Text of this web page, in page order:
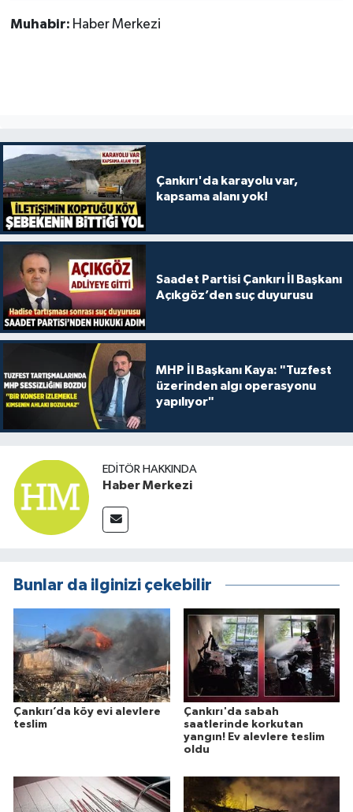
Muhabir: Haber Merkezi
Çankırı'da karayolu var,
kapsama alanı yok!
Saadet Partisi Çankırı İl Başkanı
Açıkgöz’den suç duyurusu
MHP İl Başkanı Kaya: "Tuzfest
üzerinden algı operasyonu
yapılıyor"
EDITÖR HAKKINDA
Haber Merkezi
Bunlar da ilginizi çekebilir
Çankırı’da köy evi alevlere
teslim
Çankırı'da sabah
saatlerinde korkutan
yangın! Ev alevlere teslim
oldu